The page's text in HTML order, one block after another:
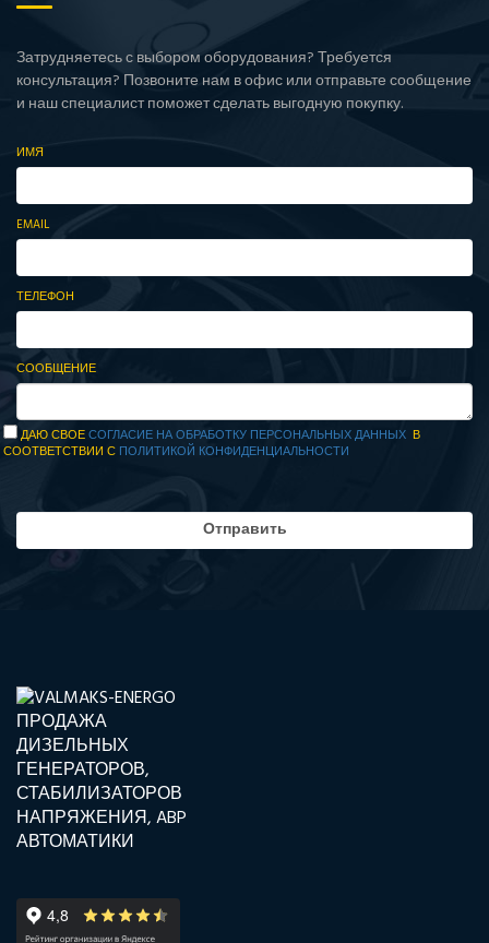
Затрудняетесь с выбором оборудования? Требуется
консультация? Позвоните нам в офис или отправьте сообщение
и наш специалист поможет сделать выгодную покупку.
ИМЯ
EMAIL
ТЕЛЕФОН
СООБЩЕНИЕ
ДАЮ СВОЕСОГЛАСИЕ НА ОБРАБОТКУ ПЕРСОНАЛЬНЫХ ДАННЫХ В
СООТВЕТСТВИИ С ПОЛИТИКОЙ КОНФИДЕНЦИАЛЬНОСТИ